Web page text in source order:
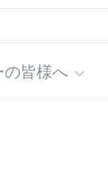
皆様へ